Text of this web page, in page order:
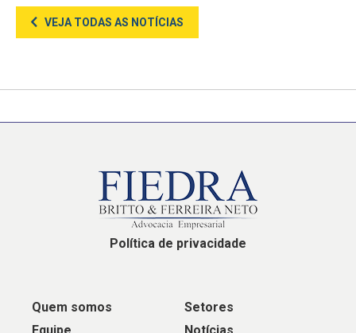
VEJA TODAS AS NOTÍCIAS
Política de privacidade
Quem somos
Setores